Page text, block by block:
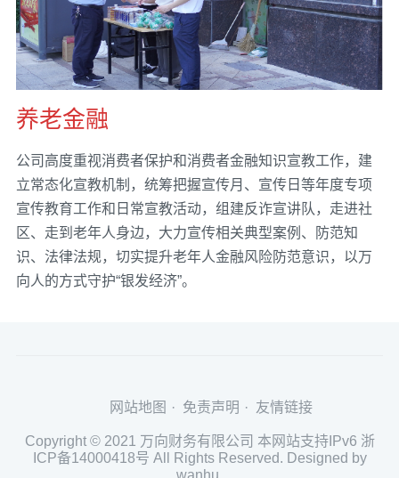
养老金融
公司高度重视消费者保护和消费者金融知识宣教工作，建
立常态化宣教机制，统筹把握宣传月、宣传日等年度专项
宣传教育工作和日常宣教活动，组建反诈宣讲队，走进社
区、走到老年人身边，大力宣传相关典型案例、防范知
识、法律法规，切实提升老年人金融风险防范意识，以万
向人的方式守护“银发经济”。
网站地图 免责声明 友情链接
Copyright © 2021 万向财务有限公司 本网站支持IPv6 浙
ICP备14000418号 All Rights Reserved. Designed by
wanhu.